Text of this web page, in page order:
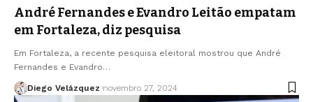
André Fernandes e Evandro Leitão empatam
em Fortaleza, diz pesquisa
Em Fortaleza, a recente pesquisa eleitoral mostrou que André
Fernandes e Evandro…
Diego Velázquez novembro 27, 2024